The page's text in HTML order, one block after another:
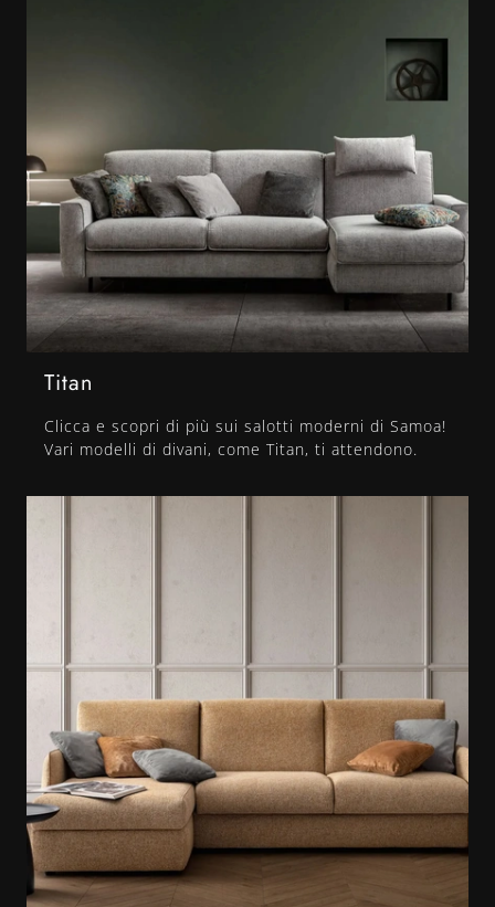
Titan
Clicca e scopri di più sui salotti moderni di Samoa!
Vari modelli di divani, come Titan, ti attendono.